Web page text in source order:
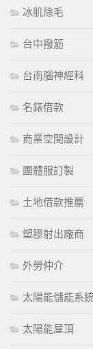
冰肌除毛
台中撥筋
台南腦神經科
名錶借款
商業空間設計
團體服訂製
土地借款推薦
塑膠射出廠商
外勞仲介
太陽能儲能系
太陽能屋頂